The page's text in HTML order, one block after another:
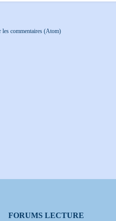
les commentaires (Atom)
FORUMS LECTURE